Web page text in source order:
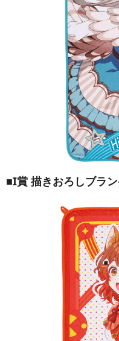
■I賞 描きおろしブラ